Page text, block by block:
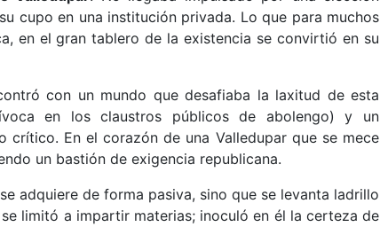
cupo en una institución privada. Lo que para muchos
en el gran tablero de la existencia se convirtió en su
con un mundo que desafiaba la laxitud de esta
en los claustros públicos de abolengo) y un
crítico. En el corazón de una Valledupar que se mece
un bastión de exigencia republicana.
adquiere de forma pasiva, sino que se levanta ladrillo
limitó a impartir materias; inoculó en él la certeza de